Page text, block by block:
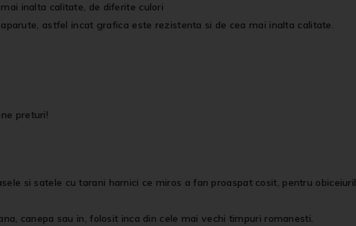
inalta calitate, de diferite culori
astfel incat grafica este rezistenta si de cea mai inalta calitate.
preturi!
si satele cu tarani harnici ce miros a fan proaspat cosit, pentru
canepa sau in, folosit inca din cele mai vechi timpuri romanesti.